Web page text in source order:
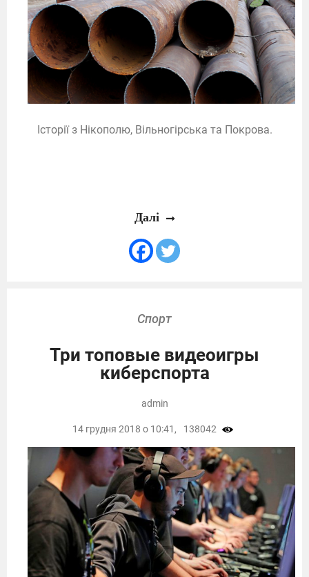
Історії з Нікополю, Вільногірська та Покрова.
Далі
Спорт
Три топовые видеоигры
киберспорта
admin
14 грудня 2018 о 10:41, 138042